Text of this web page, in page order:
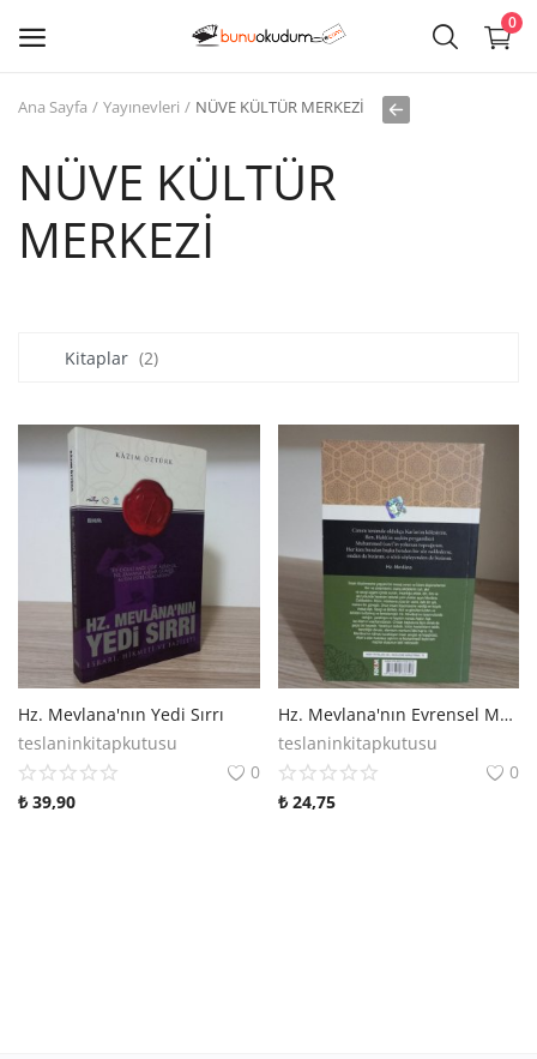
0
Sat
Giriş
Ders - Sınav Kitapları
Çocuk Kitapları
Araştırma - Tarih
Bilim
Din Tasavvuf
Felsefe
Hobi Kitapları
Sanat - Tasarım
Ana Sayfa Yayınevleri NÜVE KÜLTÜR MERKEZİ
NÜVE KÜLTÜR
MERKEZİ
Kitaplar (2)
Hz. Mevlana'nın Yedi Sırrı
teslaninkitapkutusu
0
₺ 39,90
Hz. Mevlana'nın Evrensel Mesajları
teslaninkitapkutusu
0
₺24,75